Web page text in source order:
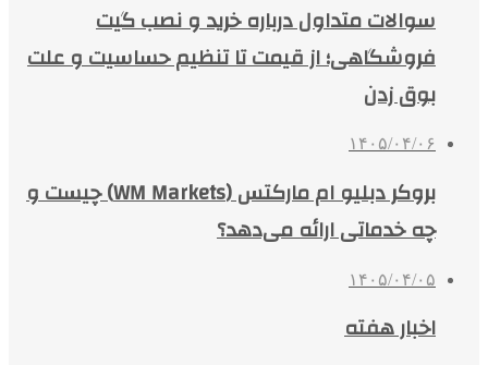
سوالات متداول درباره خرید و نصب گیت
فروشگاهی؛ از قیمت تا تنظیم حساسیت و علت
بوق زدن
۱۴۰۵/۰۴/۰۶
بروکر دبلیو ام مارکتس (WM Markets) چیست و
چه خدماتی ارائه می‌دهد؟
۱۴۰۵/۰۴/۰۵
اخبار هفته